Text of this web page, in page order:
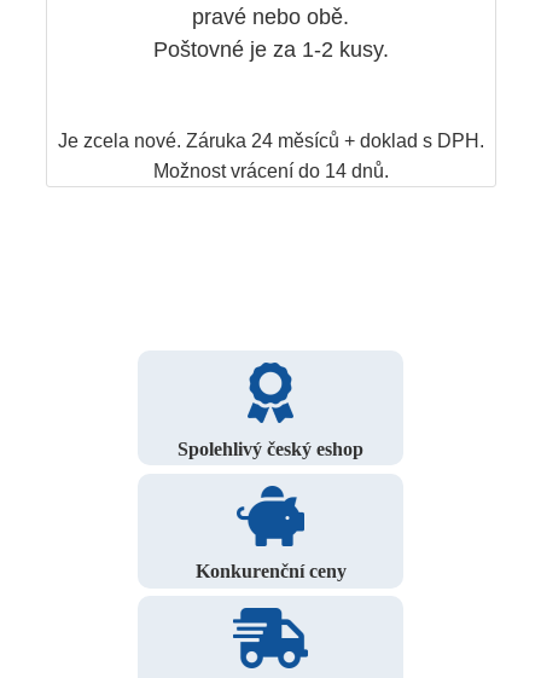
pravé nebo obě.
Poštovné je za 1-2 kusy.
Je zcela nové. Záruka 24 měsíců + doklad s DPH.
Možnost vrácení do 14 dnů.
Spolehlivý český eshop
Konkurenční ceny